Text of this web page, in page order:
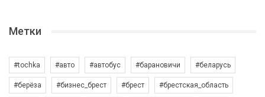
Метки
#tochka #авто #автобус #барановичи #беларусь
#берёза #бизнес_брест #брест #брестская_область